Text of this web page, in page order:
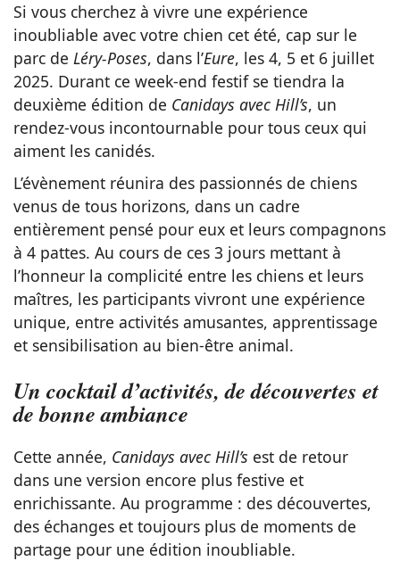
Si vous cherchez à vivre une expérience
inoubliable avec votre chien cet été, cap sur le
parc de Léry-Poses, dans l’Eure, les 4, 5 et 6 juillet
2025. Durant ce week-end festif se tiendra la
deuxième édition de Canidays avec Hill’s, un
rendez-vous incontournable pour tous ceux qui
aiment les canidés.
L’évènement réunira des passionnés de chiens
venus de tous horizons, dans un cadre
entièrement pensé pour eux et leurs compagnons
à 4 pattes. Au cours de ces 3 jours mettant à
l’honneur la complicité entre les chiens et leurs
maîtres, les participants vivront une expérience
unique, entre activités amusantes, apprentissage
et sensibilisation au bien-être animal.
Un cocktail d’activités, de découvertes et
de bonne ambiance
Cette année, Canidays avec Hill’s est de retour
dans une version encore plus festive et
enrichissante. Au programme : des découvertes,
des échanges et toujours plus de moments de
partage pour une édition inoubliable.